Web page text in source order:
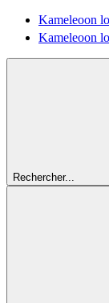
Kameleoon
Kameleoon
Rechercher...